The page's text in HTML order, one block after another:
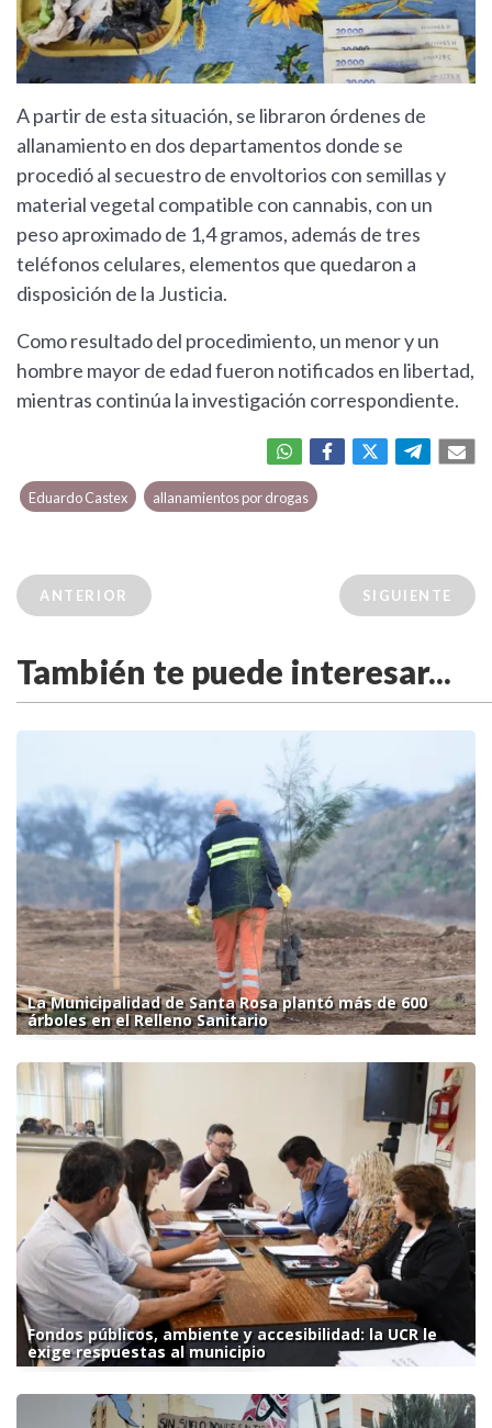
A partir de esta situación, se libraron órdenes de
allanamiento en dos departamentos donde se
procedió al secuestro de envoltorios con semillas y
material vegetal compatible con cannabis, con un
peso aproximado de 1,4 gramos, además de tres
teléfonos celulares, elementos que quedaron a
disposición de la Justicia.
Como resultado del procedimiento, un menor y un
hombre mayor de edad fueron notificados en libertad,
mientras continúa la investigación correspondiente.
Eduardo Castex allanamientos por drogas
ANTERIOR SIGUIENTE
También te puede interesar...
La Municipalidad de Santa Rosa plantó más de 600
árboles en el Relleno Sanitario
Fondos públicos, ambiente y accesibilidad: la UCR le
exige respuestas al municipio